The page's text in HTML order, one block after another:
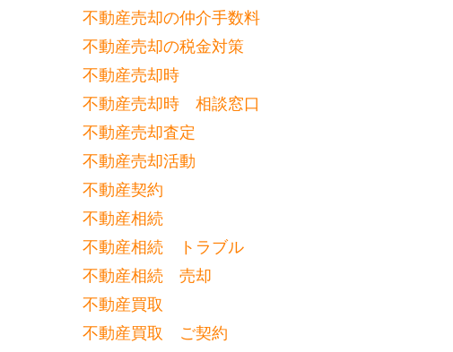
不動産売却の仲介手数料
不動産売却の税金対策
不動産売却時
不動産売却時 相談窓口
不動産売却査定
不動産売却活動
不動産契約
不動産相続
不動産相続 トラブル
不動産相続 売却
不動産買取
不動産買取 ご契約